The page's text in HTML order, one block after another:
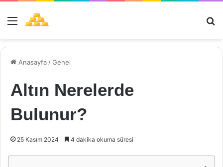
Menü
Anasayfa /Genel
Altın Nerelerde
Bulunur?
25 Kasım 2024 4 dakika okuma süresi